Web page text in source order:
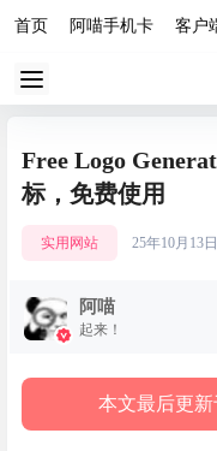
首页 阿喵手机卡 客户
Free Logo
标，免费使用
实用网站 25年10月13日
阿喵
起来！
本文最后更新